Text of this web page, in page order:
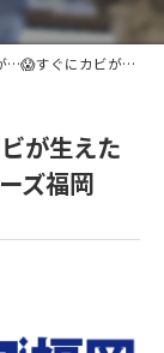
原因調査＆除去はカビバスターズ福岡へ！
が生えた
ズ福岡